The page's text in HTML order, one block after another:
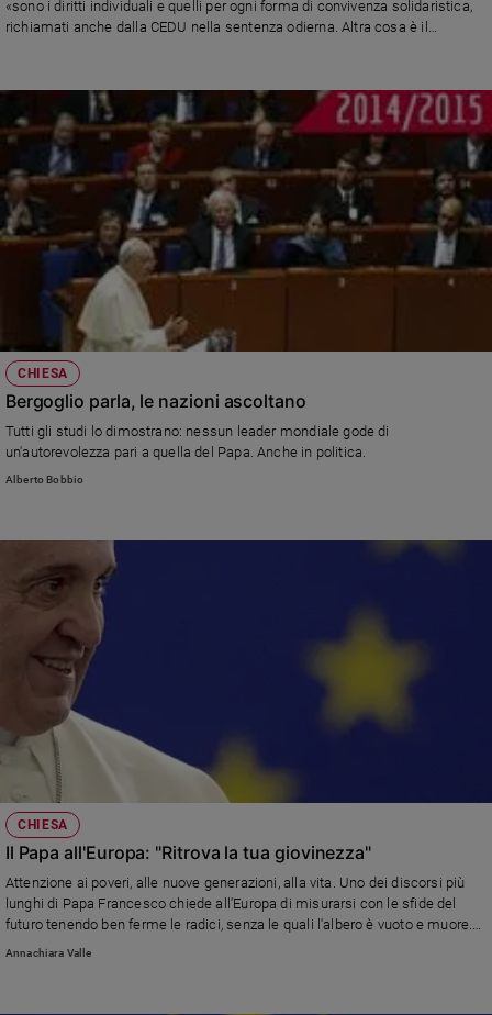
«sono i diritti individuali e quelli per ogni forma di convivenza solidaristica,
richiamati anche dalla CEDU nella sentenza odierna. Altra cosa è il
CHIESA
Bergoglio parla, le nazioni ascoltano
Tutti gli studi lo dimostrano: nessun leader mondiale gode di
un'autorevolezza pari a quella del Papa. Anche in politica.
Alberto Bobbio
CHIESA
Il Papa all'Europa: "Ritrova la tua giovinezza"
Attenzione ai poveri, alle nuove generazioni, alla vita. Uno dei discorsi più
lunghi di Papa Francesco chiede all'Europa di misurarsi con le sfide del
futuro tenendo ben ferme le radici, senza le quali l'albero è vuoto e muore.
La Chiesa, esperta in umanità, pronta a collaborare sul tema dei diritti
Annachiara Valle